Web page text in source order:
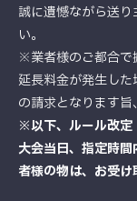
誠に遺憾ながら送
い。
※業者様のご都合で
延長料金が発生し
の請求となります旨
※以下、ルール改定
大会当日、指定時
者様の物は、お受け